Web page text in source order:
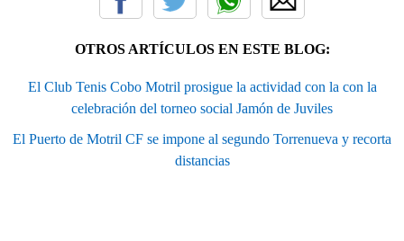
OTROS ARTÍCULOS EN ESTE BLOG:
El Club Tenis Cobo Motril prosigue la actividad con la con la
celebración del torneo social Jamón de Juviles
El Puerto de Motril CF se impone al segundo Torrenueva y recorta
distancias